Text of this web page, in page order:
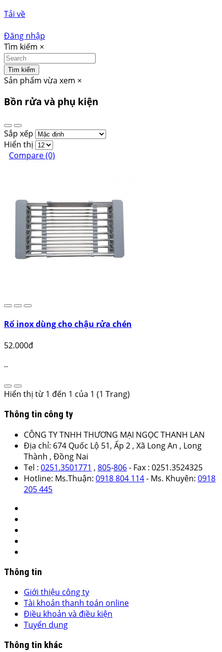
Tải về
Đăng nhập
Tìm kiếm ×
Tìm kiếm
Sản phẩm vừa xem ×
Bồn rửa và phụ kiện
Sắp xếp
Hiển thị
Compare (0)
Rổ inox dùng cho chậu rửa chén
52.000đ
..
Hiển thị từ 1 đến 1 của 1 (1 Trang)
Thông tin công ty
CÔNG TY TNHH THƯƠNG MẠI NGỌC THANH LAN
Địa chỉ: 674 Quốc Lộ 51, Ấp 2 , Xã Long An , Long
Thành , Đồng Nai
Tel : 0251.3501771 , 805-806- Fax : 0251.3524325
Hotline: Ms.Thuận: 0918 804 114- Ms. Khuyên: 0918
205 445
Thông tin
Giới thiệu công ty
Tài khoản thanh toán online
Điều khoản và điều kiện
Tuyển dụng
Thông tin khác